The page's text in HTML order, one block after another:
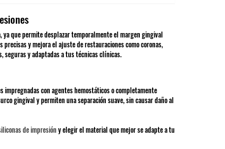
que permite desplazar temporalmente el margen gingival
y mejora el ajuste de restauraciones como coronas,
seguras y adaptadas a tus técnicas clínicas.
con agentes hemostáticos o completamente
gingival y permiten una separación suave, sin causar daño al
de impresióny elegir el material que mejor se adapte a tu